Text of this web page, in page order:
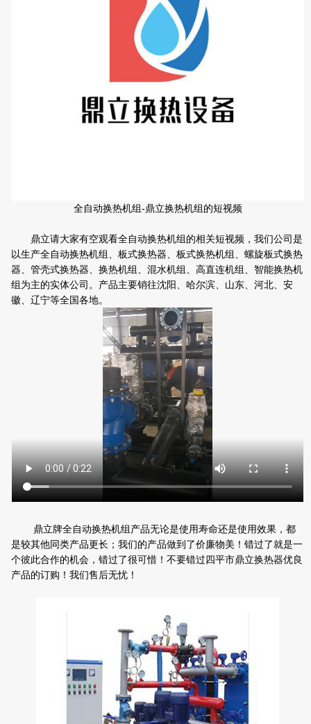
全自动换热机组-鼎立换热机组的短视频
鼎立请大家有空观看全自动换热机组的相关短视频，我们公司是
以生产全自动换热机组、板式换热器、板式换热机组、螺旋板式换热
器、管壳式换热器、换热机组、混水机组、高直连机组、智能换热机
组为主的实体公司。产品主要销往沈阳、哈尔滨、山东、河北、安
徽、辽宁等全国各地。
鼎立牌全自动换热机组产品无论是使用寿命还是使用效果，都
是较其他同类产品更长；我们的产品做到了价廉物美！错过了就是一
个彼此合作的机会，错过了很可惜！不要错过四平市鼎立换热器优良
产品的订购！我们售后无忧！